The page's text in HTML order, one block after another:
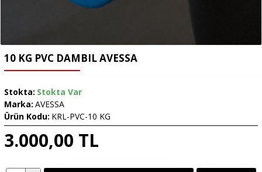
10 KG PVC DAMBIL AVESSA
3.000,00 TL
Stokta: Stokta Var
Marka: AVESSA
Ürün Kodu: KRL-PVC-10 KG